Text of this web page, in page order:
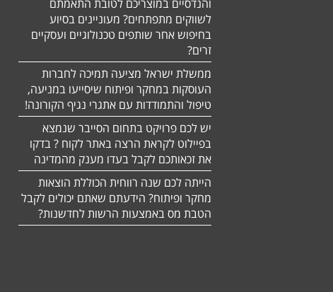
והנדסיים במוצריכם לטובת התאמתם
לשווקים מתפתחים? מעוניינים בסיוע
בחיפוש אחר שותפים טכנולוגיים ועסקיים
זרים?
ממשלת ישראל מציעה תמיכה לחברות
העוסקות במחקר ופיתוח שיסייעו במניעה,
טיפול והתמודדות עם אתגרי נגיף הקורונה!
יש לכם פרויקט בתחום הסייבר שנמצא
בפיילוט לקראת הרצה באתר לקוח ? בדקו
את זכאותכם לקבל בעדו מענק מהמדינה
הייתה לכם שנה רווחית הכוללת הוצאות
מחקר ופיתוח? הידעתם שאתם יכולים לקבל
הטבת מס באמצעות הרשות לחדשנות?